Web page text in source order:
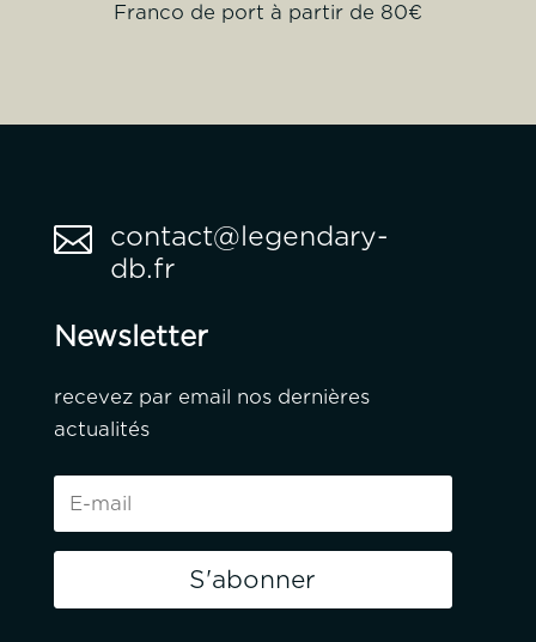
Franco de port à partir de 80€

contact@legendary-
db.fr
Newsletter
recevez par email nos dernières
actualités
S'abonner